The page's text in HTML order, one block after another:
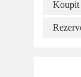
Koupit